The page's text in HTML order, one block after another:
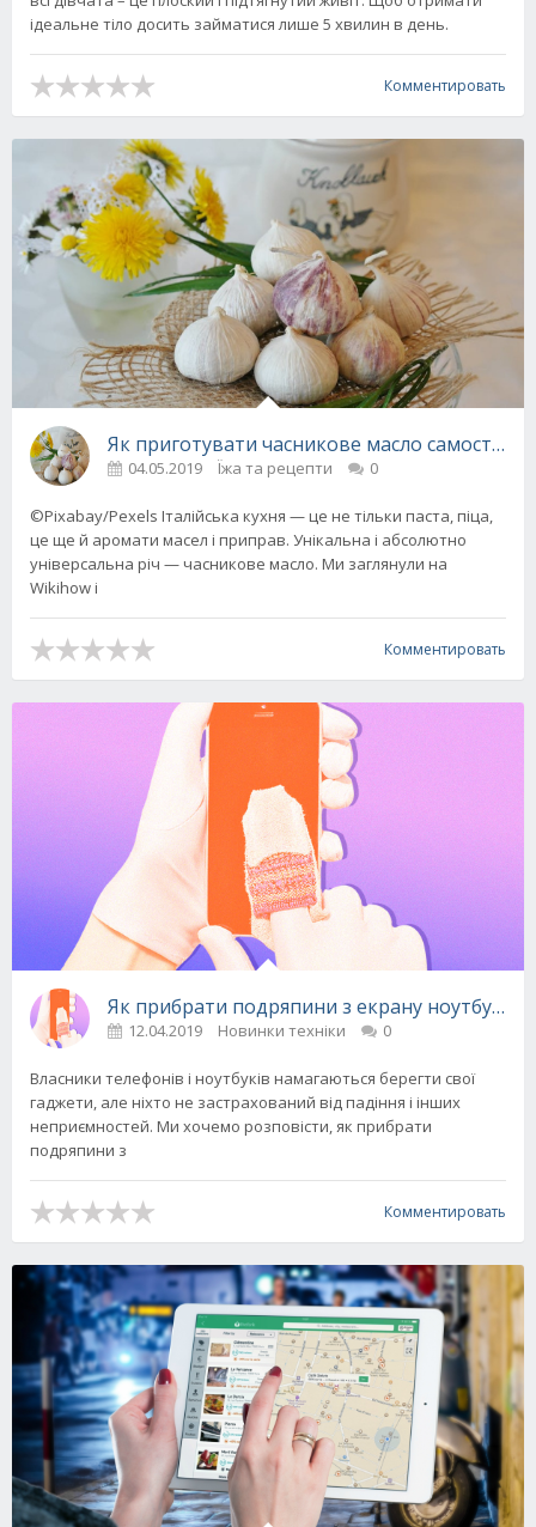
ідеальне тіло досить займатися лише 5 хвилин в день.
Комментировать
Як приготувати часникове масло самостійно
04.05.2019 Їжа та рецепти 0
©Pixabay/Pexels Італійська кухня — це не тільки паста, піца,
це ще й аромати масел і приправ. Унікальна і абсолютно
універсальна річ — часникове масло. Ми заглянули на
Wikihow і
Комментировать
Як прибрати подряпини з екрану ноутбука
12.04.2019 Новинки техніки 0
Власники телефонів і ноутбуків намагаються берегти свої
гаджети, але ніхто не застрахований від падіння і інших
неприємностей. Ми хочемо розповісти, як прибрати
подряпини з
Комментировать